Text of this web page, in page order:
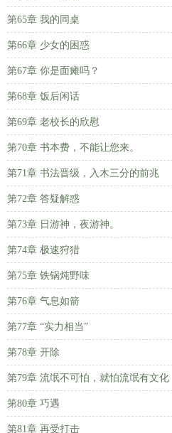
第65章 我的同桌
第66章 少女的困惑
第67章 你是面瘫吗？
第68章 饭后闲话
第69章 老校长的欣慰
第70章 书本费，不能让您来。
第71章 书法晋级，入木三分的前兆
第72章 答疑解惑
第73章 日游神，夜游神。
第74章 极速狩猎
第75章 铁锅炖野味
第76章 气息如箭
第77章 “实力相当”
第78章 开除
第79章 流氓不可怕，就怕流氓有文化
第80章 巧遇
第81章 再受打击